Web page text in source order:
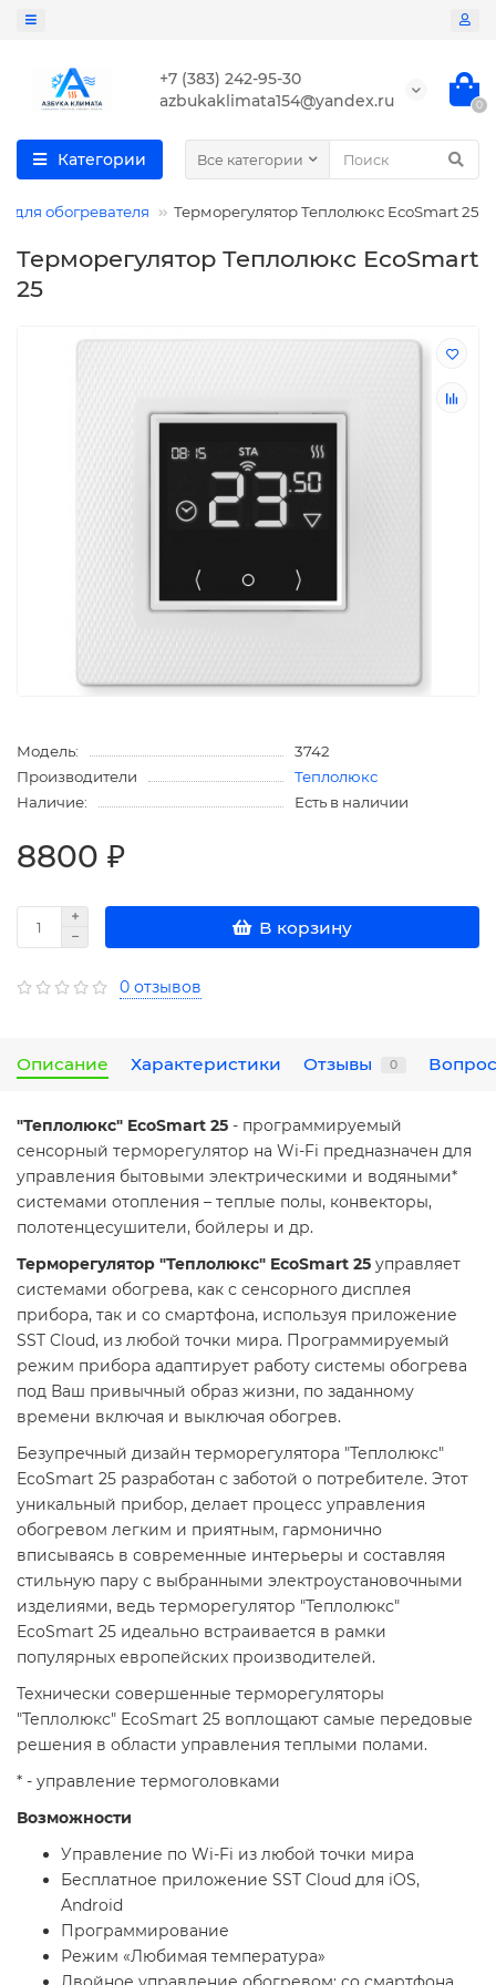
+7 (383) 242-95-30
azbukaklimata154@yandex.ru
0
Категории Все категории
для обогревателя Терморегулятор Теплолюкс EcoSmart 25
Терморегулятор Теплолюкс EcoSmart
25
Модель:
3742
Производители
Теплолюкс
Наличие:
Есть в наличии
8800 ₽
В корзину
0 отзывов
Описание Характеристики Отзывы 0
"Теплолюкс" EcoSmart 25 - программируемый
сенсорный терморегулятор на Wi-Fi предназначен для
управления бытовыми электрическими и водяными*
системами отопления – теплые полы, конвекторы,
полотенцесушители, бойлеры и др.
Терморегулятор "Теплолюкс" EcoSmart 25 управляет
системами обогрева, как с сенсорного дисплея
прибора, так и со смартфона, используя приложение
SST Cloud, из любой точки мира. Программируемый
режим прибора адаптирует работу системы обогрева
под Ваш привычный образ жизни, по заданному
времени включая и выключая обогрев.
Безупречный дизайн терморегулятора "Теплолюкс"
EcoSmart 25 разработан с заботой о потребителе. Этот
уникальный прибор, делает процесс управления
обогревом легким и приятным, гармонично
вписываясь в современные интерьеры и составляя
стильную пару с выбранными электроустановочными
изделиями, ведь терморегулятор "Теплолюкс"
EcoSmart 25 идеально встраивается в рамки
популярных европейских производителей.
Технически совершенные терморегуляторы
"Теплолюкс" EcoSmart 25 воплощают самые передовые
решения в области управления теплыми полами.
* - управление термоголовками
Возможности
Управление по Wi-Fi из любой точки мира
Бесплатное приложение SST Cloud для iOS,
Android
Программирование
Режим «Любимая температура»